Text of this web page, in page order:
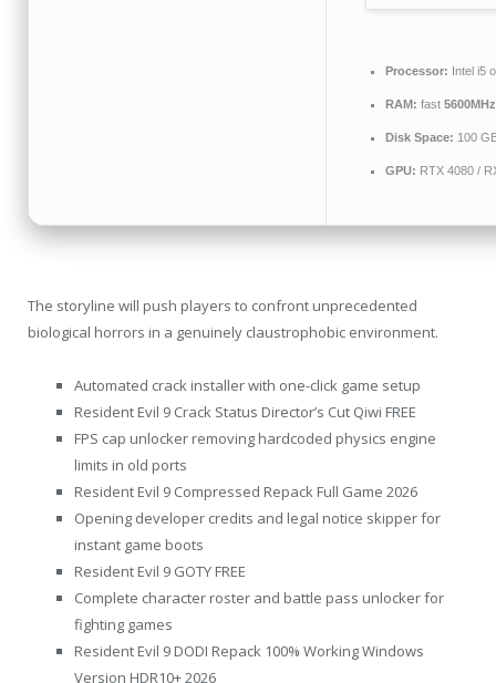
Processor: Intel i5
RAM: fast
Disk Space: 100
GPU: RTX 4080 /
The storyline will push players to confront unprecedented
biological horrors in a genuinely claustrophobic environment.
Automated crack installer with one-click game setup
Resident Evil 9 Crack Status Director’s Cut Qiwi FREE
FPS cap unlocker removing hardcoded physics engine
limits in old ports
Resident Evil 9 Compressed Repack Full Game 2026
Opening developer credits and legal notice skipper for
instant game boots
Resident Evil 9 GOTY FREE
Complete character roster and battle pass unlocker for
fighting games
Resident Evil 9 DODI Repack 100% Working Windows
Version HDR10+ 2026